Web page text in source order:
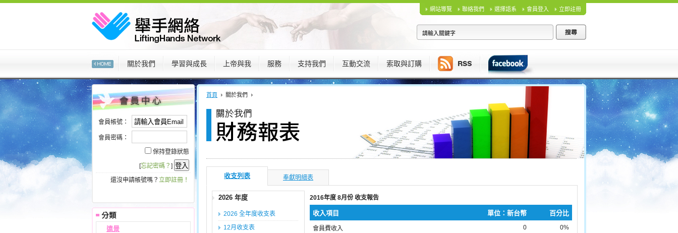
網站導覽 聯絡我們 選擇語系 會員登入 立即註冊
關於我們 學習與成長 上帝與我 服務 支持我們 互動交流 索取與訂購
:::
會員帳號：
會員密碼：
保持登錄狀態
[忘記密碼？ ]
還沒申請帳號嗎？ 立即註冊！
遠景
:::
首頁 關於我們
收支列表 奉獻明細表
2026 年度
2026 全年度收支表
12月收支表
2016年度 8月份 收支報告
收入項目 單位：新台幣 百分比
會員費收入 0 0%